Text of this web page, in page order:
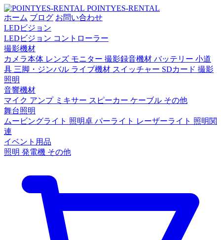
POINTYES-RENTAL
ホーム ブログ お問い合わせ
LEDビジョン
LEDビジョン コントローラー
撮影機材
カメラ本体 レンズ モニター 撮影録音機材 バッテリー 小道
具 三脚・ジンバル ライブ機材 スイッチャー SDカード 撮影
照明
音響機材
マイク アンプ ミキサー スピーカー ケーブル その他
舞台照明
ムービングライト 照明卓 パーライト レーザーライト 照明関
連
イベント用品
照明 発電機 その他